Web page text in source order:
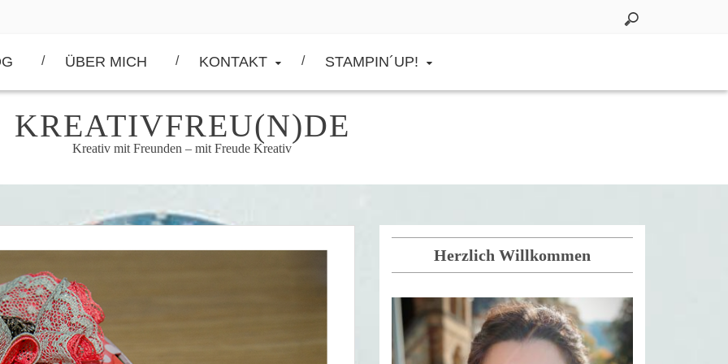
ÜBER MICH KONTAKT STAMPIN´UP!
KREATIVFREU(N)DE
Kreativ mit Freunden – mit Freude Kreativ
Herzlich Willkommen